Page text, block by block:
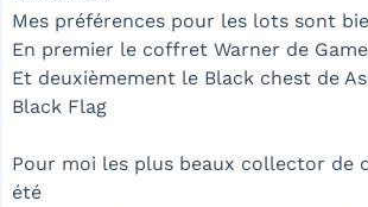
Mes préférences pour les lots sont
En premier le coffret Warner de
Et deuxièmement le Black chest de
Black Flag
Pour moi les plus beaux collector de
été